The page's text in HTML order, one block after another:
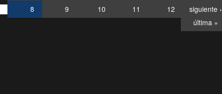
8
9 10 11 12
siguiente ›
última »